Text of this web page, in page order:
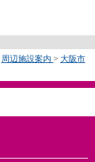
周辺施設案内 > 大阪市